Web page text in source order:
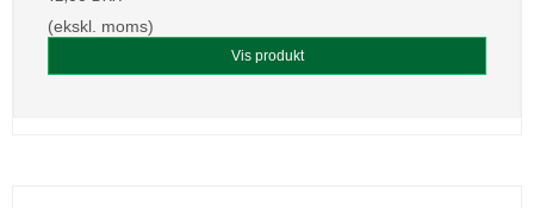
(ekskl. moms)
Vis produkt